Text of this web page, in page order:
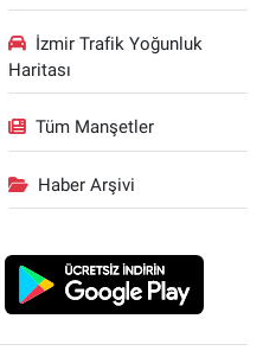
İzmir Trafik Yoğunluk
Haritası
Tüm Manşetler
Haber Arşivi